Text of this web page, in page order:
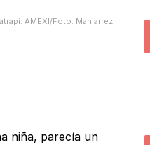
AMEXI/Foto: Manjarrez
niña, parecía un